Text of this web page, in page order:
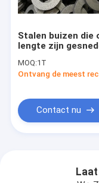
Stalen buizen die
lengte zijn
MOQ:1T
Contact nu